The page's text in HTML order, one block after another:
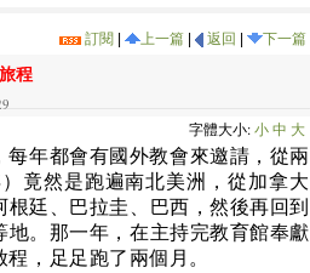
訂閱 上一篇 返回 下一篇
程
字體大小:小中 大
每年都會有國外教會來邀請，從兩
竟然是跑遍南北美洲，從加拿大
廷、巴拉圭、巴西，然後再回到
。那一年，在主持完教育館奉獻
，足足跑了兩個月。